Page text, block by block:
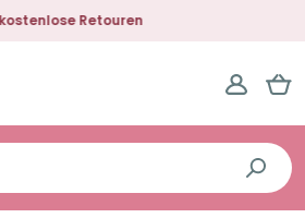
Lieferung in 2-5 Tagen